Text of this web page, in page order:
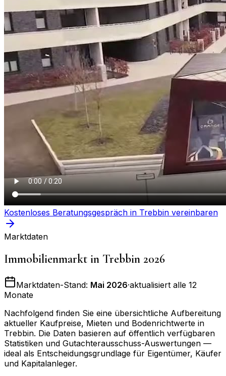
Kostenloses Beratungsgespräch in Trebbin vereinbaren
Marktdaten
Immobilienmarkt in Trebbin 2026
Marktdaten-Stand: Mai 2026·aktualisiert alle 12
Monate
Nachfolgend finden Sie eine übersichtliche Aufbereitung
aktueller Kaufpreise, Mieten und Bodenrichtwerte in
Trebbin. Die Daten basieren auf öffentlich verfügbaren
Statistiken und Gutachterausschuss-Auswertungen —
ideal als Entscheidungsgrundlage für Eigentümer, Käufer
und Kapitalanleger.